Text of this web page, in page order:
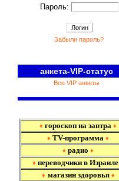
Пароль:
Забыли пароль?
анкета-VIP-статус
Все VIP анкеты
♦ гороскоп на завтра ♦
♦ TV-программа ♦
♦ радио ♦
♦ переводчики в Израиле
♦ магазин здоровья ♦